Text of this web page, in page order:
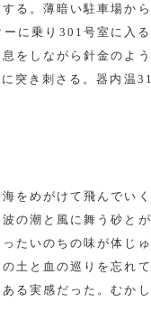
る。薄暗い駐車場か
に乗り301号室に入る
をしながら針金のよ
突き刺さる。器内温
をめがけて飛んでい
の潮と風に舞う砂と
たいのちの味が体じ
土と血の巡りを忘れ
る実感だった。むか